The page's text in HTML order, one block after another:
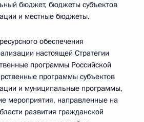
бюджет, бюджеты субъектов
и местные бюджеты.
обеспечения
настоящей Стратегии
программы Российской
программы субъектов
и муниципальные программы,
мероприятия, направленные на
развития гражданской